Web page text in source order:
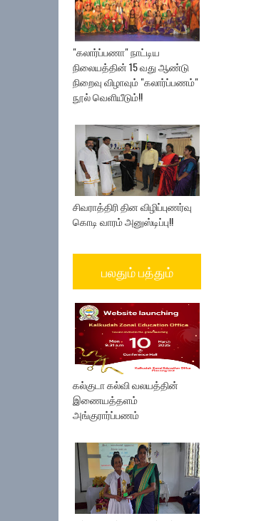
"கலார்ப்பணா" நாட்டிய
நிலையத்தின் 15 வது ஆண்டு
நிறைவு விழாவும் "கலார்ப்பணம்"
நூல் வெளியீடும்!!
சிவராத்திரி தின விழிப்புணர்வு
கொடி வாரம் அனுஸ்டிப்பு!!
பலதும் பத்தும்
கல்குடா கல்வி வலயத்தின்
இணையத்தளம்
அங்குரார்ப்பணம்